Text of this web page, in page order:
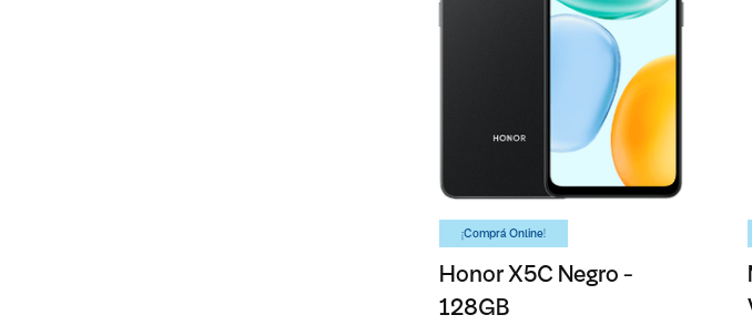
¡Comprá Online!
Honor X5C Negro -
128GB